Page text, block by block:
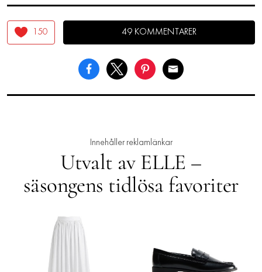
150 49 KOMMENTARER
Innehåller reklamlänkar
Utvalt av ELLE –
säsongens tidlösa favoriter